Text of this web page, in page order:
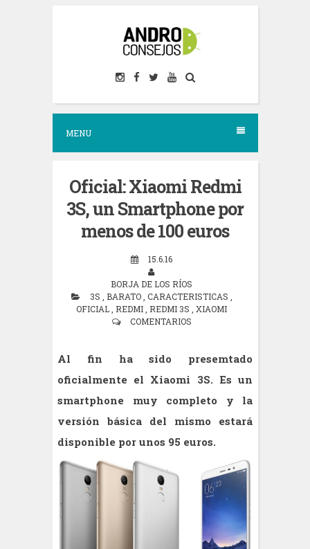
MENU
Oficial: Xiaomi Redmi
3S, un Smartphone por
menos de 100 euros
15.6.16
BORJA DE LOS RÍOS
3S
BARATO CARACTERISTICAS
OFICIAL
REDMI REDMI 3S
XIAOMI
COMENTARIOS
Al fin ha sido presemtado
oficialmente el Xiaomi 3S. Es un
smartphone muy completo y la
versión básica del mismo estará
disponible por unos 95 euros.